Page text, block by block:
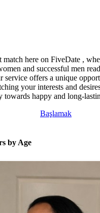
match here on FiveDate ,
and successful men
service offers a unique
your interests and
towards happy and long-
Başlamak
by Age